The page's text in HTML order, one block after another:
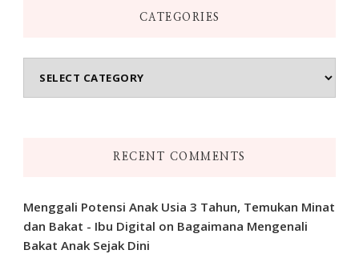
CATEGORIES
RECENT COMMENTS
Menggali Potensi Anak Usia 3 Tahun, Temukan Minat
dan Bakat - Ibu Digital on Bagaimana Mengenali
Bakat Anak Sejak Dini